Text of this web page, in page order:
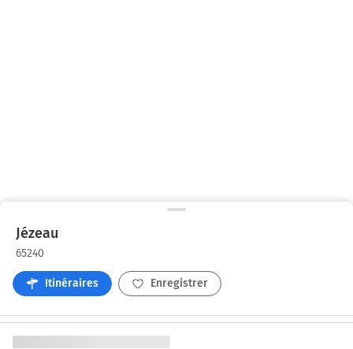
Jézeau
65240
Itinéraires Enregistrer